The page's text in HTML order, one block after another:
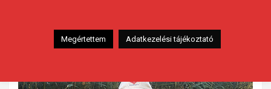
Halfaj: Süllő
Fogott hal adatai: 4,5 kg / 70 cm
Megértettem Adatkezelési tájékoztató